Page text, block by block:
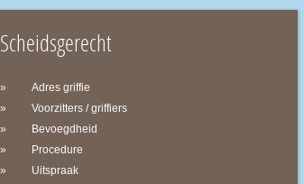
Scheidsgerecht
Adres griffie
Voorzitters / griffiers
Bevoegdheid
Procedure
Uitspraak